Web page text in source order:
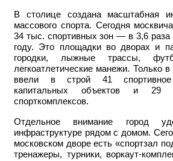
В столице создана масштабная
массового спорта. Сегодня
34 тыс. спортивных зон — в 3,6
году. Это площадки во дворах и
городки, лыжные трассы,
легкоатлетические манежи. Только
ввели в строй 41
капитальных объектов и 29
спорткомплексов.
Отдельное внимание город
инфраструктуре рядом с домом.
московском дворе есть «спортзал
тренажеры, турники, воркаут-